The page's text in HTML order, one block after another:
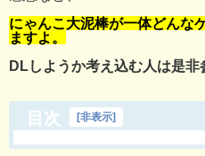
にゃんこ大泥棒が一体どんな
ますよ。
DLしようか考え込む人は是非
目次 [非表示]